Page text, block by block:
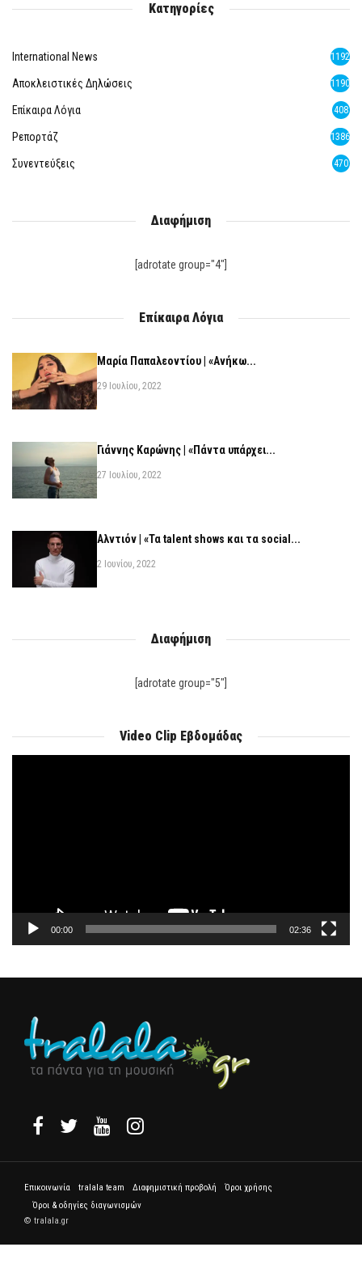
Κατηγορίες
International News 1192
Αποκλειστικές Δηλώσεις 1190
Επίκαιρα Λόγια 408
Ρεπορτάζ 1386
Συνεντεύξεις 470
Διαφήμιση
[adrotate group="4"]
Επίκαιρα Λόγια
Μαρία Παπαλεοντίου | «Ανήκω...
29 Ιουλίου, 2022
Γιάννης Καρώνης | «Πάντα υπάρχει...
27 Ιουλίου, 2022
Αλντιόν | «Τα talent shows και τα social...
2 Ιουνίου, 2022
Διαφήμιση
[adrotate group="5"]
Video Clip Εβδομάδας
00:00 02:36
Επικοινωνία tralala team Διαφημιστική προβολή
Όροι χρήσης
Όροι & οδηγίες διαγωνισμών
© tralala.gr